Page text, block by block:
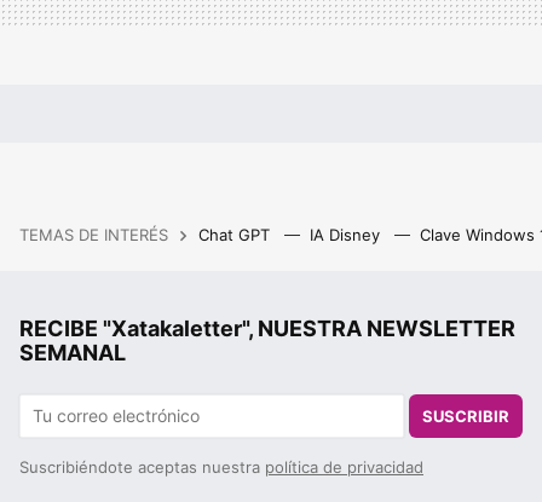
TEMAS DE INTERÉS Chat GPT IA Disney Clave Windows
RECIBE "Xatakaletter", NUESTRA NEWSLETTER
SEMANAL
SUSCRIBIR
Suscribiéndote aceptas nuestra política de privacidad